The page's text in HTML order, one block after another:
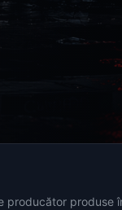
producător produse